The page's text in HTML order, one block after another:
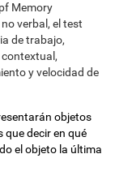
Memory
verbal, el test
de trabajo,
y velocidad de
objetos
que decir en qué
el objeto la última